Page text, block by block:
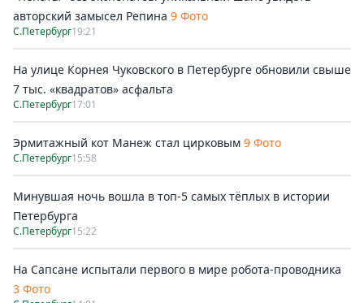
авторский замысел Репина 9 Фото
С.Петербург19:21
На улице Корнея Чуковского в Петербурге обновили свыше
7 тыс. «квадратов» асфальта
С.Петербург17:01
Эрмитажный кот Манеж стал цирковым 9 Фото
С.Петербург15:58
Минувшая ночь вошла в топ-5 самых тёплых в истории
Петербурга
С.Петербург15:22
На Сапсане испытали первого в мире робота-проводника
3 Фото